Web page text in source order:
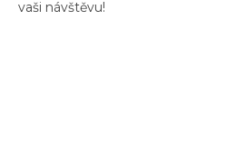
vaši návštěvu!